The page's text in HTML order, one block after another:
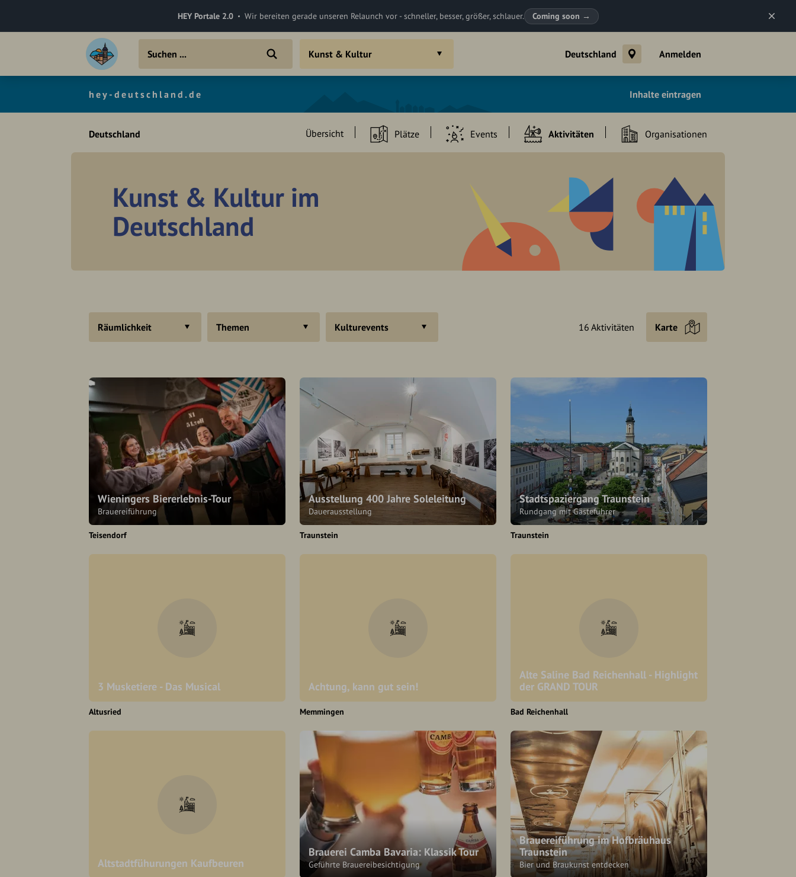
HEY Portale 2.0 Wir bereiten gerade unseren Relaunch vor - schneller, besser, größer, schlauer. Coming soon →
Deutschland Anmelden
hey-deutschland.de Inhalte eintragen
Kunst & Kultur
Deutschland Übersicht Plätze Events Aktivitäten Organisationen
Kunst & Kultur im
Deutschland
Räumlichkeit Themen Kulturevents 16 Aktivitäten Karte
Wieningers Biererlebnis-Tour
Brauereiführung
Teisendorf
Ausstellung 400 Jahre Soleleitung
Dauerausstellung
Traunstein
Stadtspaziergang Traunstein
Rundgang mit Gästeführer
Traunstein
3 Musketiere - Das Musical
Altusried
Achtung, kann gut sein!
Memmingen
Alte Saline Bad Reichenhall - Highlight
der GRAND TOUR
Bad Reichenhall
Altstadtfühurungen Kaufbeuren
Brauerei Camba Bavaria: Klassik Tour
Geführte Brauereibesichtigung
Brauereiführung im Hofbräuhaus
Traunstein
Bier und Braukunst entdecken